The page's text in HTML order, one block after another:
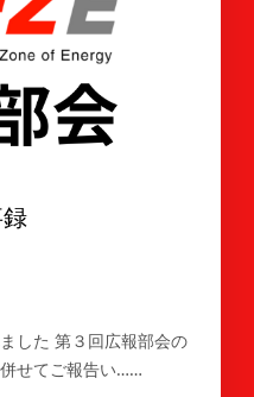
した 第３回広報部会の
せてご報告い……